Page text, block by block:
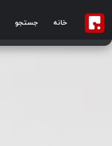
خانه جستجو